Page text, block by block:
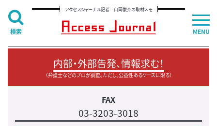
アクセスジャーナル記者 山岡俊介の取材メモ
内部・外部告発、情報求む！
（弁護士などのプロが調査。ただし、公益性あるケースに限る）
FAX
03-3203-3018
MENU
検索